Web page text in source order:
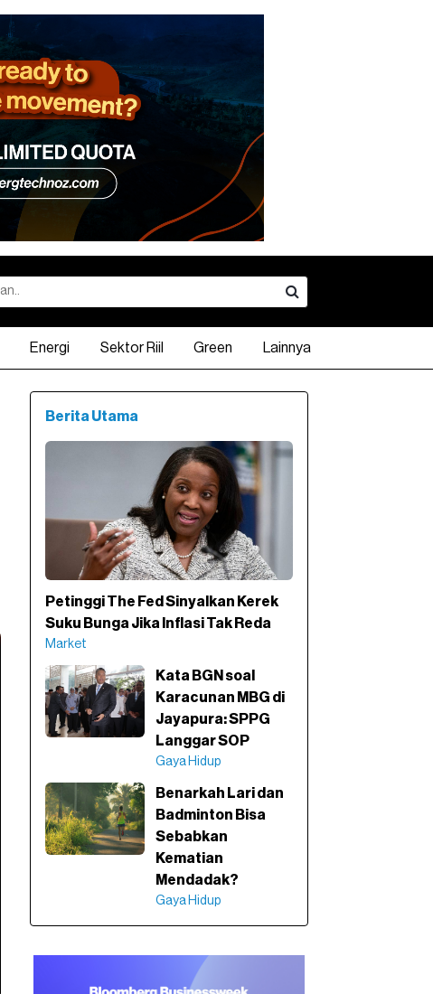
Energi Sektor Riil Green Lainnya
Berita Utama
Petinggi The Fed Sinyalkan Kerek
Suku Bunga Jika Inflasi Tak Reda
Market
Kata BGN soal
Karacunan MBG di
Jayapura: SPPG
Langgar SOP
Gaya Hidup
Benarkah Lari dan
Badminton Bisa
Sebabkan
Kematian
Mendadak?
Gaya Hidup